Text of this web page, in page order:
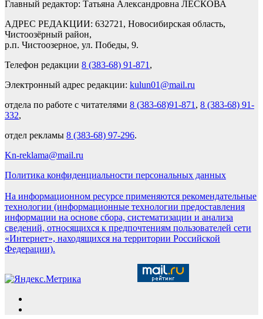
Главный редактор: Татьяна Александровна ЛЕСКОВА
АДРЕС РЕДАКЦИИ: 632721, Новосибирская область,
Чистоозёрный район,
р.п. Чистоозерное, ул. Победы, 9.
Телефон редакции 8 (383-68) 91-871 ,
Электронный адрес редакции: kulun01@mail.ru
отдела по работе с читателями 8 (383-68)91-871 , 8 (383-68) 91-
332,
отдел рекламы 8 (383-68) 97-296.
Kn-reklama@mail.ru
Политика конфиденциальности персональных данных
На информационном ресурсе применяются рекомендательные
технологии (информационные технологии предоставления
информации на основе сбора, систематизации и анализа
сведений, относящихся к предпочтениям пользователей сети
«Интернет», находящихся на территории Российской
Федерации).